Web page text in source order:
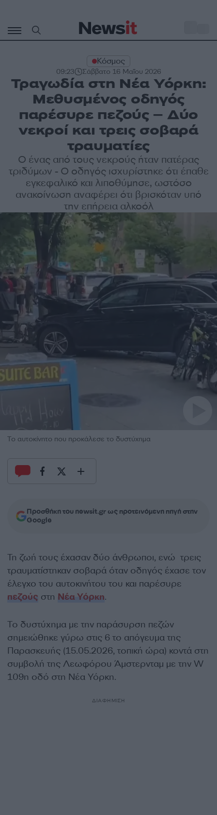
περιεχόμενο
Κόσμος
09:23 Σάββατο 16 Μαΐου 2026
Τραγωδία στη Νέα Υόρκη:
Μεθυσμένος οδηγός
παρέσυρε πεζούς – Δύο
νεκροί και τρεις σοβαρά
τραυματίες
Ο ένας από τους νεκρούς ήταν πατέρας
τριδύμων - Ο οδηγός ισχυρίστηκε ότι έπαθε
εγκεφαλικό και λιποθύμησε, ωστόσο
ανακοίνωση αναφέρει ότι βρισκόταν υπό
την επήρεια αλκοόλ
Το αυτοκίνητο που προκάλεσε το δυστύχημα
Προσθήκη του newsit.gr ως προτεινόμενη πηγή στην
Google
Τη ζωή τους έχασαν δύο άνθρωποι, ενώ τρεις
τραυματίστηκαν σοβαρά όταν οδηγός έχασε τον
έλεγχο του αυτοκινήτου του και παρέσυρε
πεζούς στη Νέα Υόρκη.
Το δυστύχημα με την παράσυρση πεζών
σημειώθηκε γύρω στις 6 το απόγευμα της
Παρασκευής (15.05.2026, τοπική ώρα) κοντά στη
συμβολή της Λεωφόρου Άμστερνταμ με την W
109η οδό στη Νέα Υόρκη.
ΔΙΑΦΗΜΙΣΗ